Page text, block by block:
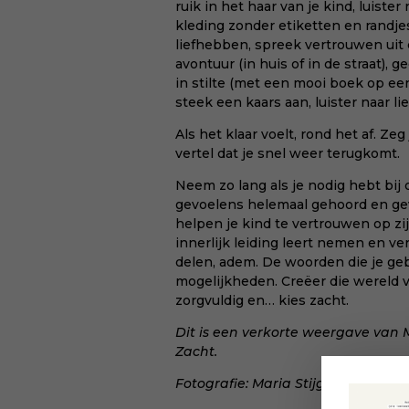
ruik in het haar van je kind, luister
kleding zonder etiketten en
liefhebben, spreek vertrouwen uit
avontuur (in huis of in de straat),
in stilte (met een mooi boek op
steek een kaars aan, luister naar
Als het klaar voelt, rond het af.
vertel dat je snel weer terugkomt.
Neem zo lang als je nodig hebt bij
gevoelens helemaal gehoord en
helpen je kind te vertrouwen op
innerlijk leiding leert nemen en
delen, adem. De woorden die je
mogelijkheden. Creëer die wereld
zorgvuldig en… kies zacht.
Dit is een verkorte weergave van
Zacht.
Fotografie: Maria Stijger